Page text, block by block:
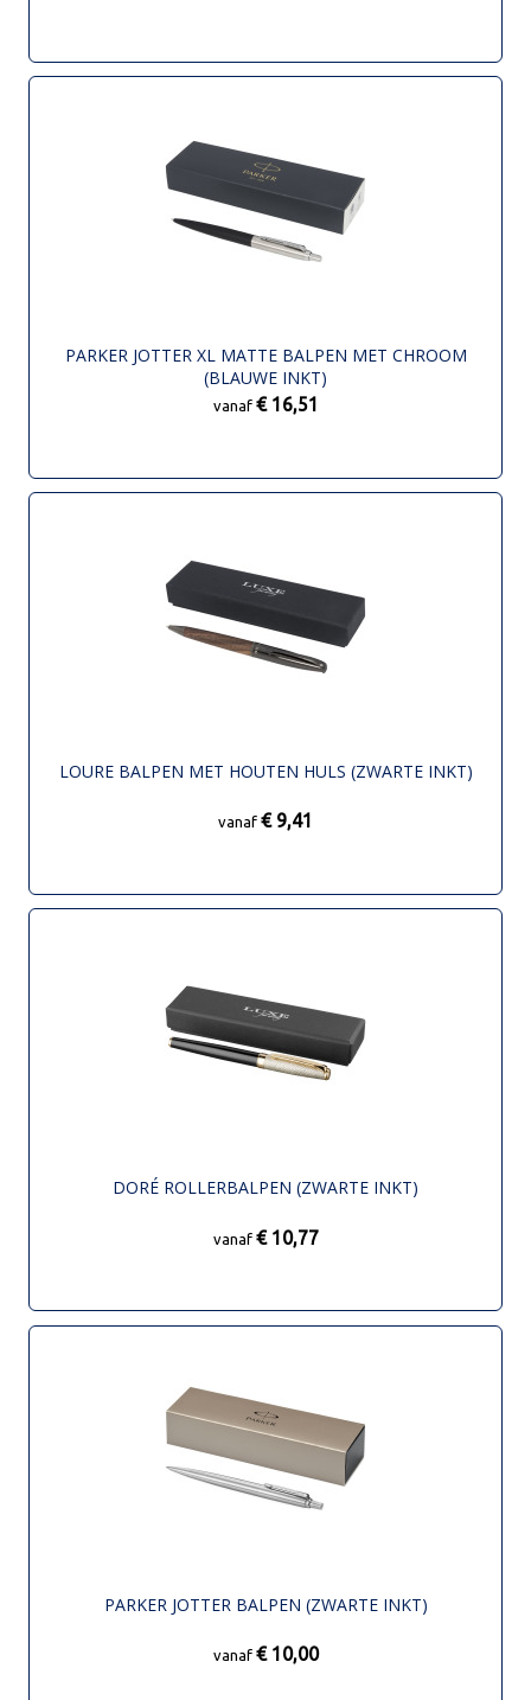
PARKER JOTTER XL MATTE BALPEN MET CHROOM
(BLAUWE INKT)
vanaf € 16,51
LOURE BALPEN MET HOUTEN HULS (ZWARTE INKT)
vanaf € 9,41
DORÉ ROLLERBALPEN (ZWARTE INKT)
vanaf € 10,77
PARKER JOTTER BALPEN (ZWARTE INKT)
vanaf € 10,00